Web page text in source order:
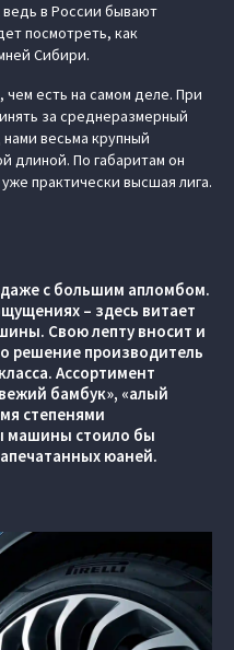
ведь в России бывают
посмотреть, как
Сибири.
есть на самом деле. При
за среднеразмерный
весьма крупный
длиной. По габаритам он
уже практически высшая лига.
с большим апломбом.
– здесь витает
Свою лепту вносит и
решение производитель
Ассортимент
бамбук», «алый
степенями
машины стоило бы
юаней.